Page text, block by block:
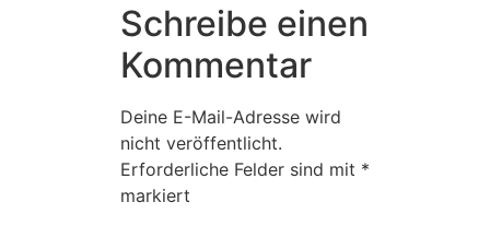
Schreibe einen
Kommentar
Deine E-Mail-Adresse wird
nicht veröffentlicht.
Erforderliche Felder sind mit *
markiert